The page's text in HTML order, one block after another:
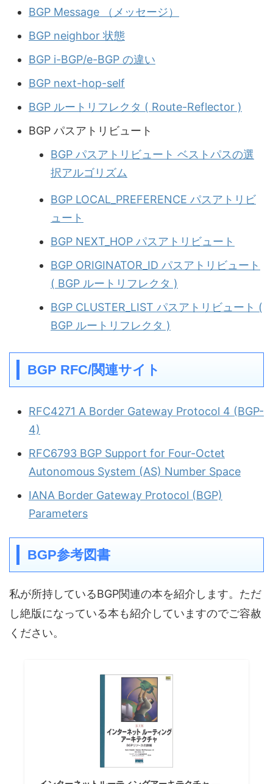
BGP Message （メッセージ）
BGP neighbor 状態
BGP i-BGP/e-BGP の違い
BGP next-hop-self
BGP ルートリフレクタ ( Route-Reflector )
BGP パスアトリビュート
BGP パスアトリビュート ベストパスの選
択アルゴリズム
BGP LOCAL_PREFERENCE パスアトリビ
ュート
BGP NEXT_HOP パスアトリビュート
BGP ORIGINATOR_ID パスアトリビュート
( BGP ルートリフレクタ )
BGP CLUSTER_LIST パスアトリビュート (
BGP ルートリフレクタ )
BGP RFC/関連サイト
RFC4271 A Border Gateway Protocol 4 (BGP-
4)
RFC6793 BGP Support for Four-Octet
Autonomous System (AS) Number Space
IANA Border Gateway Protocol (BGP)
Parameters
BGP参考図書
私が所持しているBGP関連の本を紹介します。ただ
し絶版になっている本も紹介していますのでご容赦
ください。